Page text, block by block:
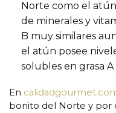
Norte como el
de minerales y
B muy similares
el atún posee
solubles en grasa A
En
bonito del Norte y por